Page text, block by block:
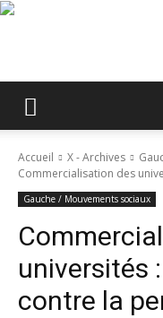
Accueil X - Archives
Commercialisation des
Gauche / Mouvements sociaux
universités
contre la